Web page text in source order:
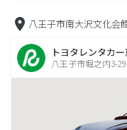
八王子市南大沢文化会
トヨタレンタカ
八王子市堀之内3-